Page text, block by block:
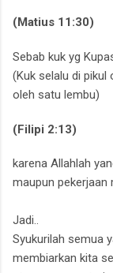
(Matius 11:30)
Sebab kuk yg
(Kuk selalu di pikul
oleh satu lembu)
(Filipi 2:13)
karena Allahlah
maupun pekerjaan
Jadi..
Syukurilah semua
membiarkan kita